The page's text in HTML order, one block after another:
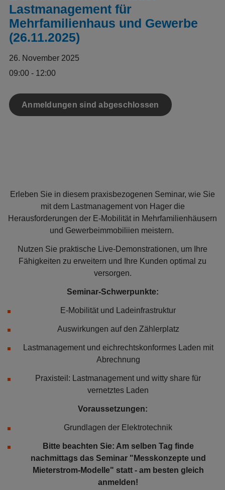
Lastmanagement für
Mehrfamilienhaus und Gewerbe
(26.11.2025)
26. November 2025
09:00 - 12:00
Anmeldungen sind abgeschlossen
Erleben Sie in diesem praxisbezogenen Seminar, wie Sie
mit dem Lastmanagement von Hager die
Herausforderungen der E-Mobilität in Mehrfamilienhäusern
und Gewerbeimmobiliien meistern.
Nutzen Sie praktische Live-Demonstrationen, um Ihre
Fähigkeiten zu erweitern und Ihre Kunden optimal zu
versorgen.
Seminar-Schwerpunkte:
E-Mobilität und Ladeinfrastruktur
Auswirkungen auf den Zählerplatz
Lastmanagement und eichrechtskonformes Laden mit
Abrechnung
Praxisteil: Lastmanagement und witty share für
vernetztes Laden
Voraussetzungen:
Grundlagen der Elektrotechnik
Bitte beachten Sie: Am selben Tag finde
nachmittags das Seminar "Messkonzepte und
Mieterstrom-Modelle" statt - am besten gleich
anmelden!